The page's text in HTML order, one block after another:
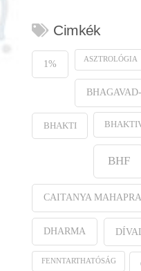
Cimkék
1% ASZTROLÓGIA
BHAKTI
BHF
CAITANYA
DHARMA
FENNTARTHATÓSÁG